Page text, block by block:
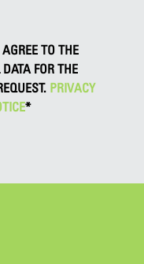
TO THE
FOR THE
PRIVACY
*